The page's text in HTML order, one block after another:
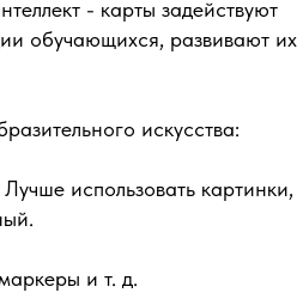
- карты задействуют
обучающихся, развивают их
искусства:
использовать картинки,
и т. д.